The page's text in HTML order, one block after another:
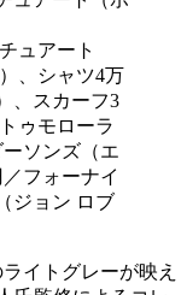
ュアート
、シャツ4万
、スカーフ3
ゥモローラ
ソンズ（エ
フォーナイ
ジョン ロブ
イトグレーが映え